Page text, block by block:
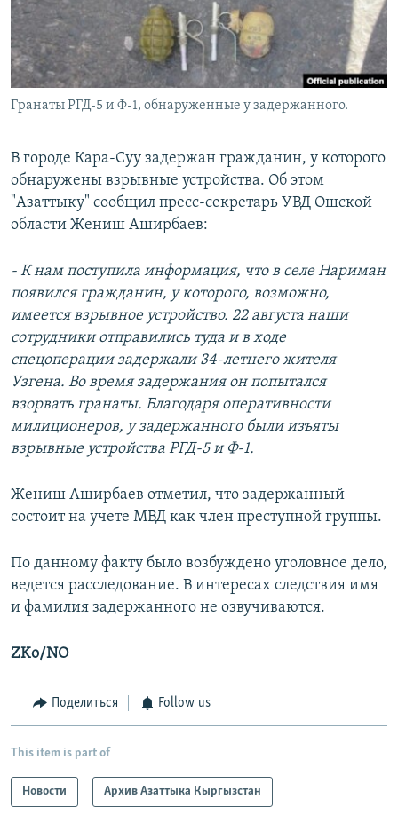
Гранаты РГД-5 и Ф-1, обнаруженные у задержанного.
В городе Кара-Суу задержан гражданин, у которого
обнаружены взрывные устройства. Об этом
"Азаттыку" сообщил пресс-секретарь УВД Ошской
области Жениш Аширбаев:
- К нам поступила информация, что в селе Нариман
появился гражданин, у которого, возможно,
имеется взрывное устройство. 22 августа наши
сотрудники отправились туда и в ходе
спецоперации задержали 34-летнего жителя
Узгена. Во время задержания он попытался
взорвать гранаты. Благодаря оперативности
милиционеров, у задержанного были изъяты
взрывные устройства РГД-5 и Ф-1.
Жениш Аширбаев отметил, что задержанный
состоит на учете МВД как член преступной группы.
По данному факту было возбуждено уголовное дело,
ведется расследование. В интересах следствия имя
и фамилия задержанного не озвучиваются.
ZKo/NO
Поделиться Follow us
This item is part of
Новости Архив Азаттыка Кыргызстан